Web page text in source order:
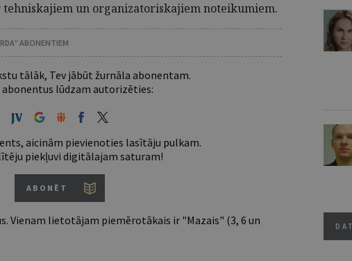
un organizatoriskajiem noteikumiem.
ABONENTIEM
tālāk, Tev jābūt žurnāla abonentam.
abonentus lūdzam autorizēties:
aicinām pievienoties lasītāju pulkam.
piekļuvi digitālajam saturam!
ABONĒT
Vienam lietotājam piemērotākais ir "Mazais" (3, 6 un